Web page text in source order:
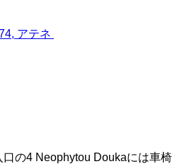
アテネ
口の4 Neophytou Doukaには車椅